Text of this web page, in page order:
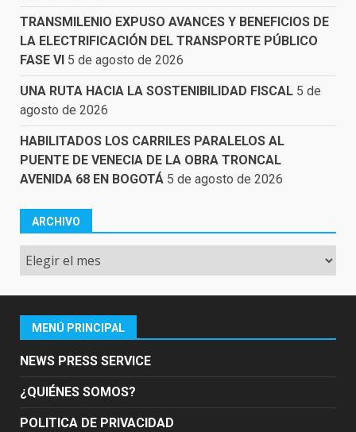
TRANSMILENIO EXPUSO AVANCES Y BENEFICIOS DE
LA ELECTRIFICACIÓN DEL TRANSPORTE PÚBLICO
FASE VI 5 de agosto de 2026
UNA RUTA HACIA LA SOSTENIBILIDAD FISCAL 5 de
agosto de 2026
HABILITADOS LOS CARRILES PARALELOS AL
PUENTE DE VENECIA DE LA OBRA TRONCAL
AVENIDA 68 EN BOGOTÁ 5 de agosto de 2026
ARCHIVO
Archivo
MENÚ PRINCIPAL
NEWS PRESS SERVICE
¿QUIÉNES SOMOS?
POLITICA DE PRIVACIDAD